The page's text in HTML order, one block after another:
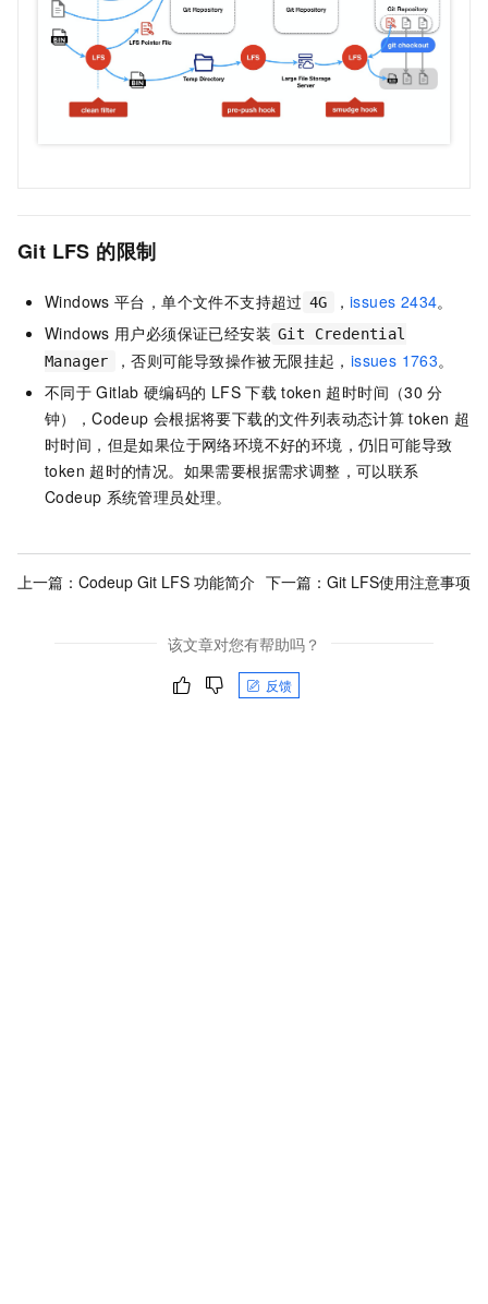
Git LFS 的限制
Windows 平台，单个文件不支持超过 4G ，issues 2434。
Windows 用户必须保证已经安装 Git Credential
Manager
，否则可能导致操作被无限挂起， issues 1763。
不同于 Gitlab 硬编码的 LFS 下载 token 超时时间（30 分
钟），Codeup 会根据将要下载的文件列表动态计算 token 超
时时间，但是如果位于网络环境不好的环境，仍旧可能导致
token 超时的情况。如果需要根据需求调整，可以联系
Codeup 系统管理员处理。
上一篇： Codeup Git LFS 功能简介 下一篇： Git LFS使用注意事项
该文章对您有帮助吗？
反馈